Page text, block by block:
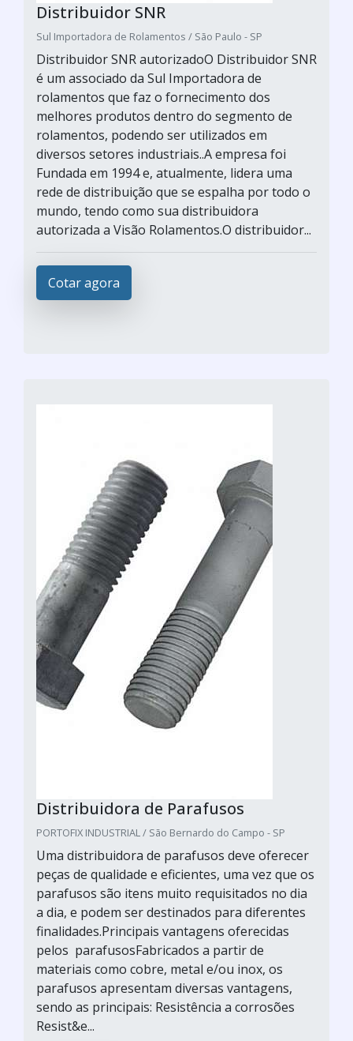
Distribuidor SNR
Sul Importadora de Rolamentos / São Paulo - SP
Distribuidor SNR autorizadoO Distribuidor SNR
é um associado da Sul Importadora de
rolamentos que faz o fornecimento dos
melhores produtos dentro do segmento de
rolamentos, podendo ser utilizados em
diversos setores industriais..A empresa foi
Fundada em 1994 e, atualmente, lidera uma
rede de distribuição que se espalha por todo o
mundo, tendo como sua distribuidora
autorizada a Visão Rolamentos.O distribuidor...
Cotar agora
Distribuidora de Parafusos
PORTOFIX INDUSTRIAL / São Bernardo do Campo - SP
Uma distribuidora de parafusos deve oferecer
peças de qualidade e eficientes, uma vez que os
parafusos são itens muito requisitados no dia
a dia, e podem ser destinados para diferentes
finalidades.Principais vantagens oferecidas
pelos parafusosFabricados a partir de
materiais como cobre, metal e/ou inox, os
parafusos apresentam diversas vantagens,
sendo as principais: Resistência a corrosões
Resist&e...